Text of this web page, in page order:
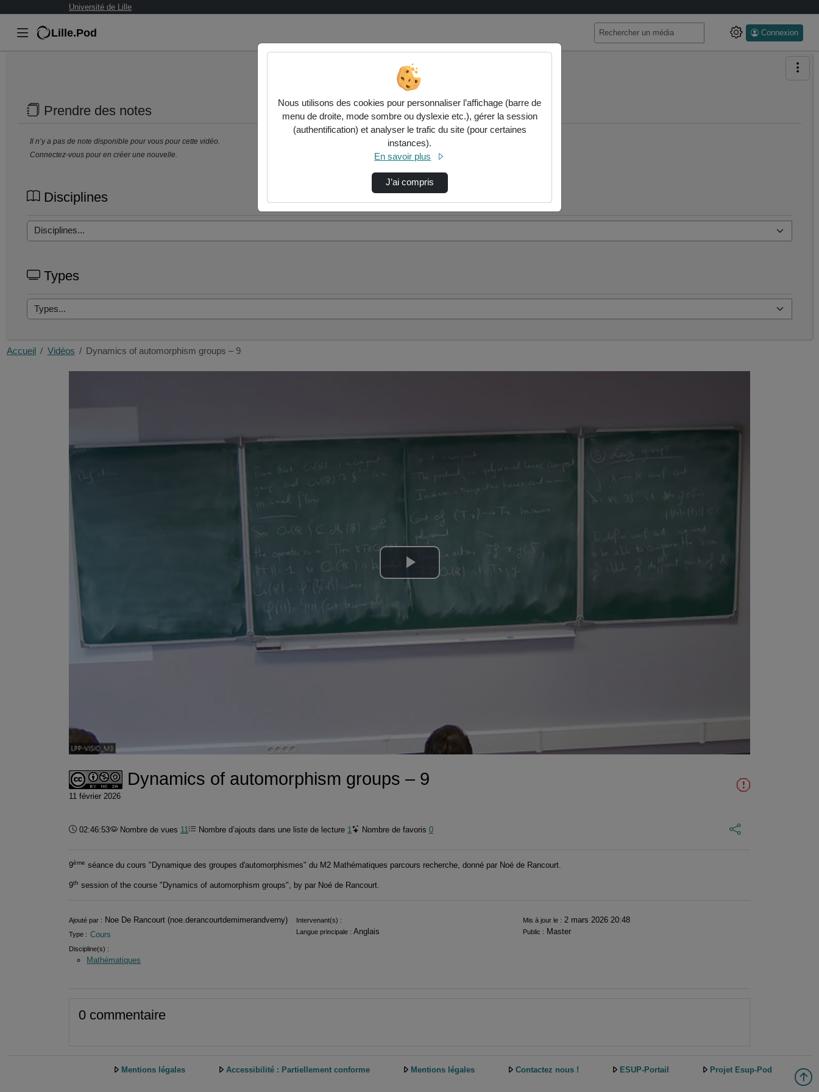
Université de Lille
Lille.Pod Connexion
Prendre des notes
Il n’y a pas de note disponible pour vous pour cette vidéo.
Connectez-vous pour en créer une nouvelle.
Disciplines
Types
Accueil Vidéos Dynamics of automorphism groups – 9
Lire
la
vidéo
Dynamics of automorphism groups – 9
11 février 2026
Durée :
02:46:53 Nombre de vues 11 Nombre d’ajouts dans une liste de lecture 1 Nombre de favoris 0
9ème séance du cours "Dynamique des groupes d'automorphismes" du M2 Mathématiques parcours recherche, donné par Noé de Rancourt.
9th session of the course "Dynamics of automorphism groups", by par Noé de Rancourt.
Informations
Ajouté par : Noe De Rancourt (noe.derancourtdemimerandverny) Intervenant(s) : Mis à jour le : 2 mars 2026 20:48
Type : Cours Langue principale : Anglais Public : Master
Discipline(s) :
Mathématiques
0 commentaire
Mentions légales Accessibilité : Partiellement conforme Mentions légales Contactez nous ! ESUP-Portail Projet Esup-Pod
Nous utilisons des cookies pour personnaliser l’affichage (barre de
menu de droite, mode sombre ou dyslexie etc.), gérer la session
(authentification) et analyser le trafic du site (pour certaines
instances).
En savoir plus
J’ai compris